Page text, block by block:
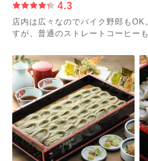
4.3
店内は広々なのでバイク野郎も
すが、普通のストレートコーヒー